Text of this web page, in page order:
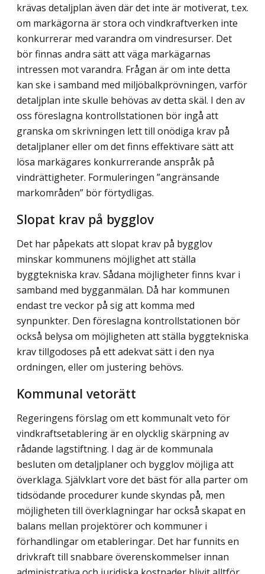
krävas detaljplan även där det inte är motiverat, t.ex.
om markägorna är stora och vindkraftverken inte
konkurrerar med varandra om vindresurser. Det
bör finnas andra sätt att väga markägarnas
intressen mot varandra. Frågan är om inte detta
kan ske i samband med miljöbalkprövningen, varför
detaljplan inte skulle behövas av detta skäl. I den av
oss föreslagna kontrollstationen bör ingå att
granska om skrivningen lett till onödiga krav på
detaljplaner eller om det finns effektivare sätt att
lösa markägares konkurrerande anspråk på
vindrättigheter. Formuleringen ”angränsande
markområden” bör förtydligas.
Slopat krav på bygglov
Det har påpekats att slopat krav på bygglov
minskar kommunens möjlighet att ställa
byggtekniska krav. Sådana möjligheter finns kvar i
samband med bygganmälan. Då har kommunen
endast tre veckor på sig att komma med
synpunkter. Den föreslagna kontrollstationen bör
också belysa om möjligheten att ställa byggtekniska
krav tillgodoses på ett adekvat sätt i den nya
ordningen, eller om justering behövs.
Kommunal vetorätt
Regeringens förslag om ett kommunalt veto för
vindkraftsetablering är en olycklig skärpning av
rådande lagstiftning. I dag är de kommunala
besluten om detaljplaner och bygglov möjliga att
överklaga. Självklart vore det bäst för alla parter om
tidsödande procedurer kunde skyndas på, men
möjligheten till överklagningar har också skapat en
balans mellan projektörer och kommuner i
förhandlingar om etableringar. Det har funnits en
drivkraft till snabbare överenskommelser innan